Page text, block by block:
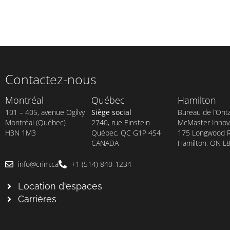
Contactez-nous
Montréal
101 – 405, avenue Ogilvy
Montréal (Québec)
H3N 1M3
Québec
Siège social
2740, rue Einstein
Québec, QC G1P 4S4
CANADA
Hamilton
Bureau de
McMaster
175 Longwood
Hamilton, ON
info@crim.ca +1 (514) 840-1234
Location d'espaces
Carrières